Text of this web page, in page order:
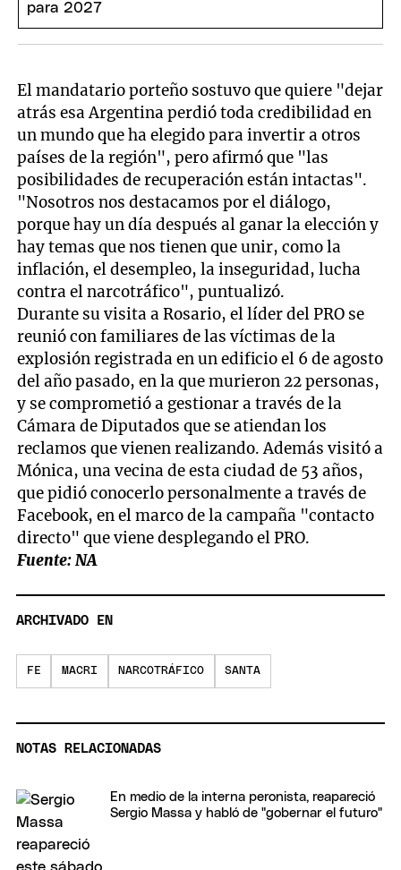
El mandatario porteño sostuvo que quiere "dejar
atrás esa Argentina perdió toda credibilidad en
un mundo que ha elegido para invertir a otros
países de la región", pero afirmó que "las
posibilidades de recuperación están intactas".
"Nosotros nos destacamos por el diálogo,
porque hay un día después al ganar la elección y
hay temas que nos tienen que unir, como la
inflación, el desempleo, la inseguridad, lucha
contra el narcotráfico", puntualizó.
Durante su visita a Rosario, el líder del PRO se
reunió con familiares de las víctimas de la
explosión registrada en un edificio el 6 de agosto
del año pasado, en la que murieron 22 personas,
y se comprometió a gestionar a través de la
Cámara de Diputados que se atiendan los
reclamos que vienen realizando. Además visitó a
Mónica, una vecina de esta ciudad de 53 años,
que pidió conocerlo personalmente a través de
Facebook, en el marco de la campaña "contacto
directo" que viene desplegando el PRO.
Fuente: NA
ARCHIVADO EN
FE MACRI NARCOTRÁFICO SANTA
NOTAS RELACIONADAS
En medio de la interna peronista, reapareció
Sergio Massa y habló de "gobernar el futuro"